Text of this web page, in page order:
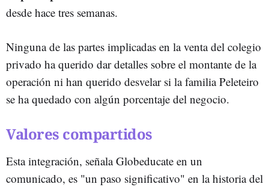
desde hace tres semanas.
Ninguna de las partes implicadas en la venta del colegio
privado ha querido dar detalles sobre el montante de la
operación ni han querido desvelar si la familia Peleteiro
se ha quedado con algún porcentaje del negocio.
Valores compartidos
Esta integración, señala Globeducate en un
comunicado, es "un paso significativo" en la historia del